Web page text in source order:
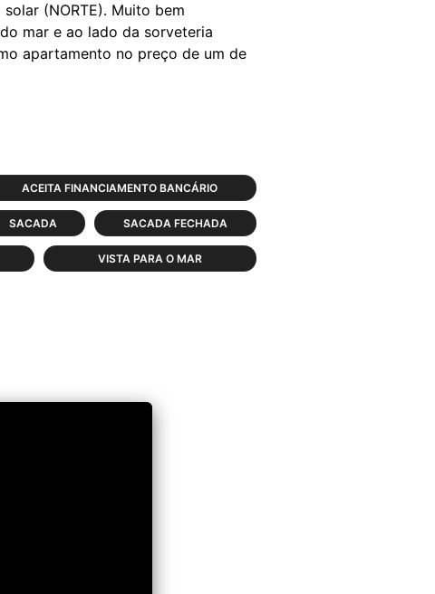
(NORTE). Muito bem
mar e ao lado da sorveteria
apartamento no preço de um de
ACEITA FINANCIAMENTO BANCÁRIO
SACADA SACADA FECHADA
VISTA PARA O MAR